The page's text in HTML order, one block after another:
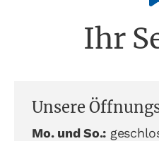
Ihr
Unsere
Mo. und So.: